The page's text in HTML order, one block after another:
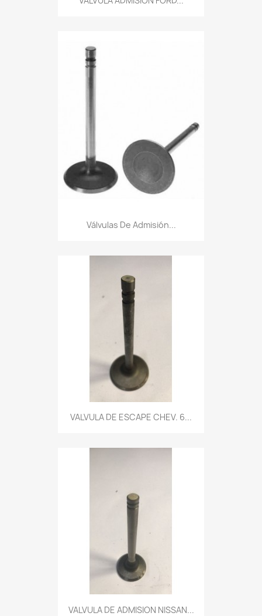
Válvulas De Admisión...
VALVULA DE ESCAPE CHEV. 6...
VALVULA DE ADMISION NISSAN...